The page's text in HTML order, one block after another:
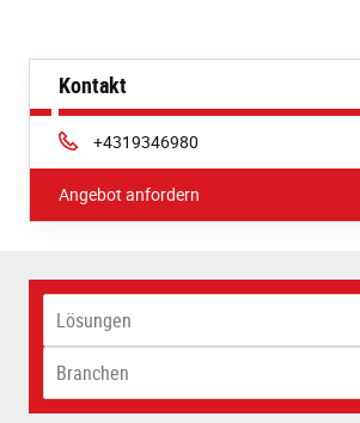
Kontakt
Phone:
+4319346980
Angebot anfordern
Lösungen
Branchen